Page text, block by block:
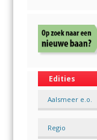
Edities
Aalsmeer e.o.
Regio